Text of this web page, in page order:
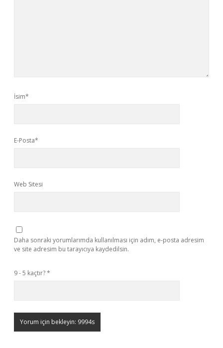
İsim*
E-Posta*
Web Sitesi
Daha sonraki yorumlarımda kullanılması için adım, e-posta adresim
ve site adresim bu tarayıcıya kaydedilsin.
9 - 5 kaçtır?*